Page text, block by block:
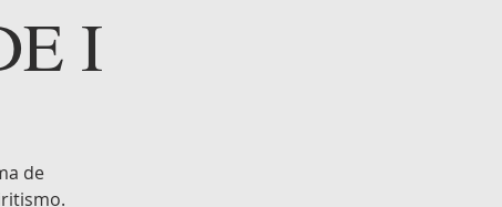
I
de